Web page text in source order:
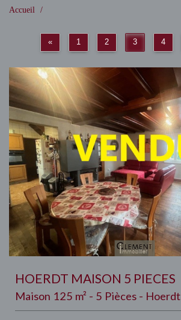
Accueil
« 1 2 3 4
HOERDT MAISON 5 PIECES
Maison 125 m² - 5 Pièces - Hoerdt